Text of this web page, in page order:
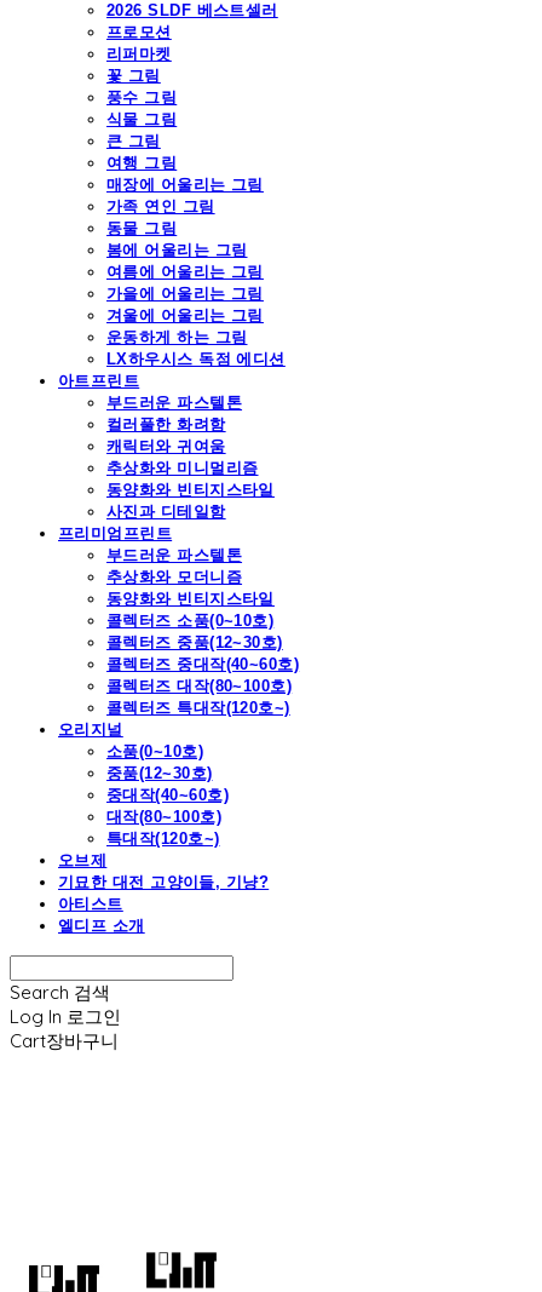
2026 SLDF 베스트셀러
프로모션
리퍼마켓
꽃 그림
풍수 그림
식물 그림
큰 그림
여행 그림
매장에 어울리는 그림
가족 연인 그림
동물 그림
봄에 어울리는 그림
여름에 어울리는 그림
가을에 어울리는 그림
겨울에 어울리는 그림
운동하게 하는 그림
LX하우시스 독점 에디션
아트프린트
부드러운 파스텔톤
컬러풀한 화려함
캐릭터와 귀여움
추상화와 미니멀리즘
동양화와 빈티지스타일
사진과 디테일함
프리미엄프린트
부드러운 파스텔톤
추상화와 모더니즘
동양화와 빈티지스타일
콜렉터즈 소품(0~10호)
콜렉터즈 중품(12~30호)
콜렉터즈 중대작(40~60호)
콜렉터즈 대작(80~100호)
콜렉터즈 특대작(120호~)
오리지널
소품(0~10호)
중품(12~30호)
중대작(40~60호)
대작(80~100호)
특대작(120호~)
오브제
기묘한 대전 고양이들, 기냥?
아티스트
엘디프 소개
Search 검색
Log In 로그인
Cart장바구니